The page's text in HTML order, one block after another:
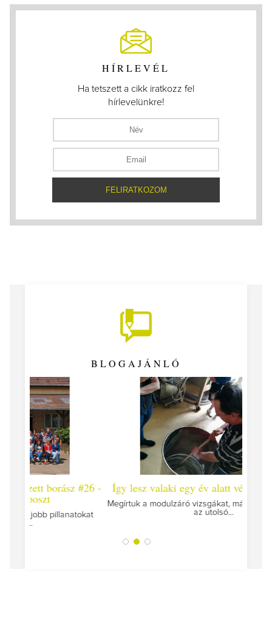
HÍRLEVÉL
Ha tetszett a cikk iratkozz fel
hírlevelünkre!
BLOGAJÁNLÓ
Így lesz valaki egy év alatt végzett borász #25
Megírtuk a modulzáró vizsgákat, már lázasan készülünk